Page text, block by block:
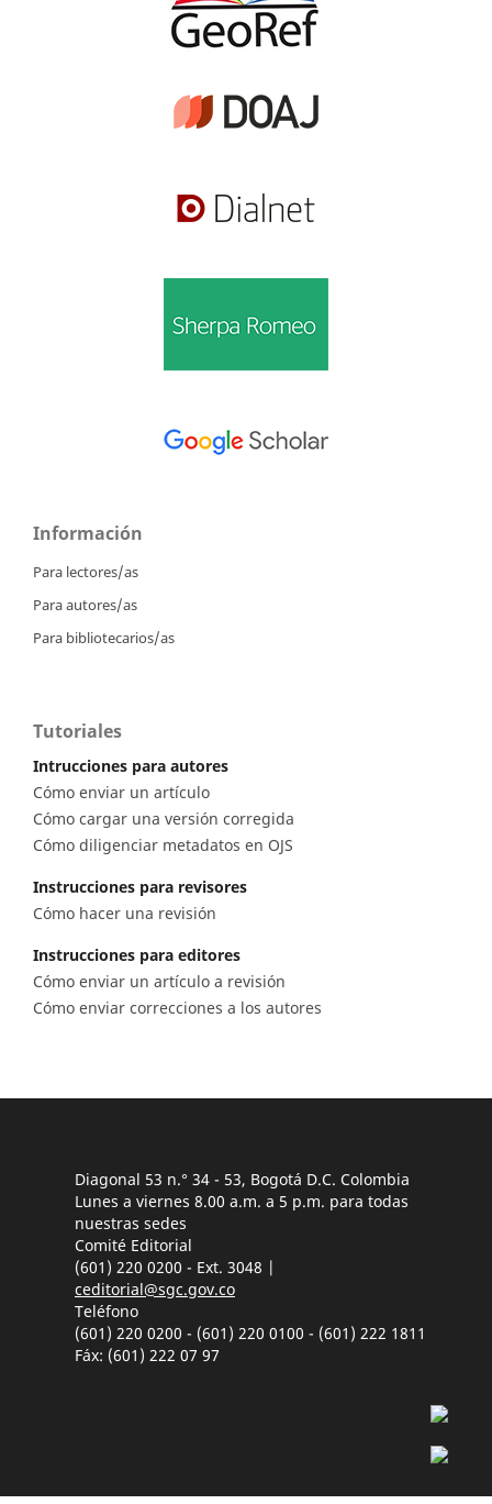
Información
Para lectores/as
Para autores/as
Para bibliotecarios/as
Tutoriales
Intrucciones para autores
Cómo enviar un artículo
Cómo cargar una versión corregida
Cómo diligenciar metadatos en OJS
Instrucciones para revisores
Cómo hacer una revisión
Instrucciones para editores
Cómo enviar un artículo a revisión
Cómo enviar correcciones a los autores
Diagonal 53 n.° 34 - 53, Bogotá D.C. Colombia
Lunes a viernes 8.00 a.m. a 5 p.m. para todas
nuestras sedes
Comité Editorial
(601) 220 0200 - Ext. 3048 |
ceditorial@sgc.gov.co
Teléfono
(601) 220 0200 - (601) 220 0100 - (601) 222 1811
Fáx: (601) 222 07 97